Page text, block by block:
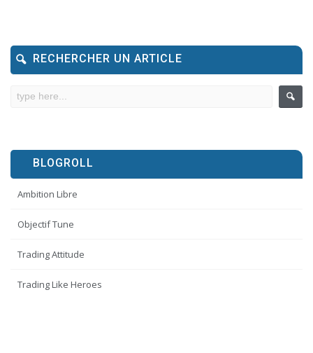
RECHERCHER UN ARTICLE
BLOGROLL
Ambition Libre
Objectif Tune
Trading Attitude
Trading Like Heroes